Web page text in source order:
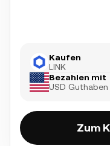
Kaufen
LINK
Bezahlen mit
USD Guthaben
Zum